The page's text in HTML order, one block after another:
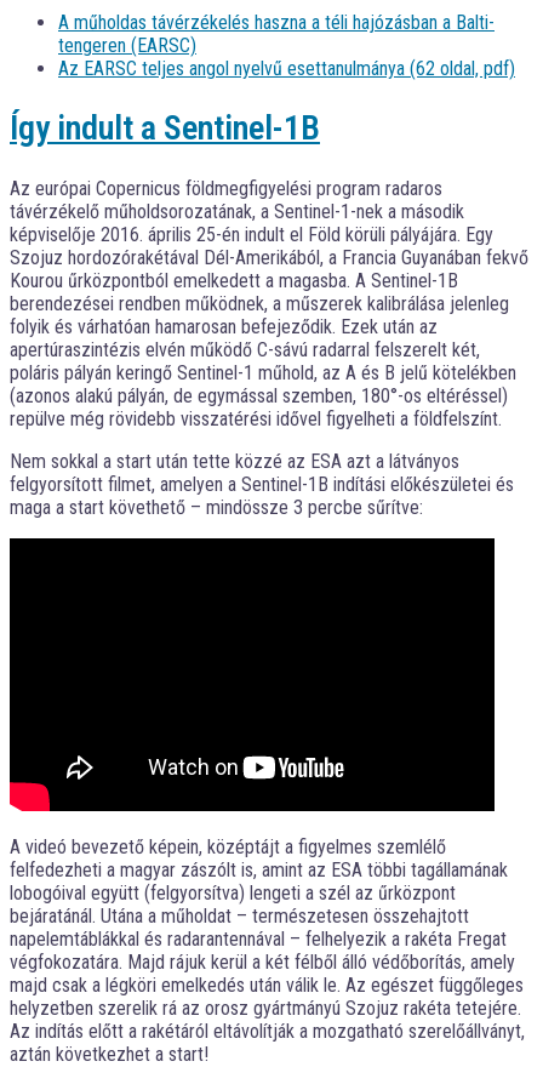
A műholdas távérzékelés haszna a téli hajózásban a Balti-
tengeren (EARSC)
Az EARSC teljes angol nyelvű esettanulmánya (62 oldal, pdf)
Így indult a Sentinel-1B
Az európai Copernicus földmegfigyelési program radaros
távérzékelő műholdsorozatának, a Sentinel-1-nek a második
képviselője 2016. április 25-én indult el Föld körüli pályájára. Egy
Szojuz hordozórakétával Dél-Amerikából, a Francia Guyanában fekvő
Kourou űrközpontból emelkedett a magasba. A Sentinel-1B
berendezései rendben működnek, a műszerek kalibrálása jelenleg
folyik és várhatóan hamarosan befejeződik. Ezek után az
apertúraszintézis elvén működő C-sávú radarral felszerelt két,
poláris pályán keringő Sentinel-1 műhold, az A és B jelű kötelékben
(azonos alakú pályán, de egymással szemben, 180°-os eltéréssel)
repülve még rövidebb visszatérési idővel figyelheti a földfelszínt.
Nem sokkal a start után tette közzé az ESA azt a látványos
felgyorsított filmet, amelyen a Sentinel-1B indítási előkészületei és
maga a start követhető – mindössze 3 percbe sűrítve:
A videó bevezető képein, középtájt a figyelmes szemlélő
felfedezheti a magyar zászólt is, amint az ESA többi tagállamának
lobogóival együtt (felgyorsítva) lengeti a szél az űrközpont
bejáratánál. Utána a műholdat – természetesen összehajtott
napelemtáblákkal és radarantennával – felhelyezik a rakéta Fregat
végfokozatára. Majd rájuk kerül a két félből álló védőborítás, amely
majd csak a légköri emelkedés után válik le. Az egészet függőleges
helyzetben szerelik rá az orosz gyártmányú Szojuz rakéta tetejére.
Az indítás előtt a rakétáról eltávolítják a mozgatható szerelőállványt,
aztán következhet a start!